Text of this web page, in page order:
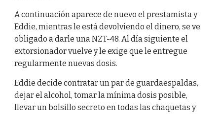
A continuación aparece de nuevo el prestamista y
Eddie, mientras le está devolviendo el dinero, se ve
obligado a darle una NZT-48. Al día siguiente el
extorsionador vuelve y le exige que le entregue
regularmente nuevas dosis.
Eddie decide contratar un par de guardaespaldas,
dejar el alcohol, tomar la mínima dosis posible,
llevar un bolsillo secreto en todas las chaquetas y